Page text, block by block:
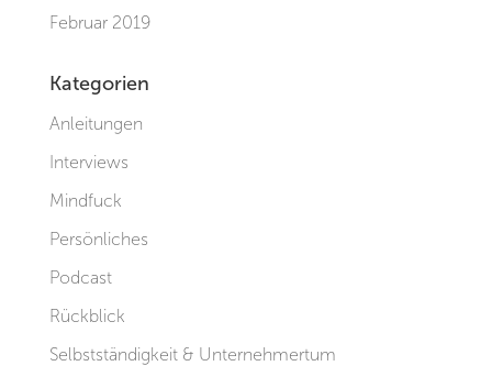
Februar 2019
Kategorien
Anleitungen
Interviews
Mindfuck
Persönliches
Podcast
Rückblick
Selbstständigkeit & Unternehmertum